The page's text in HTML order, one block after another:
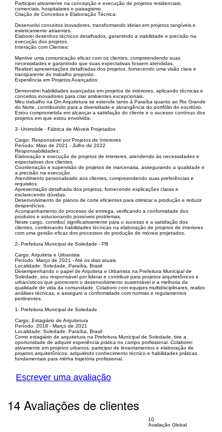
Participei ativamente na concepção e execução de projetos residenciais,
comerciais, hospitalares e paisagismo.
Criação de Conceitos e Elaboração Técnica:
Desenvolvi conceitos inovadores, transformando ideias em projetos tangíveis e
esteticamente atraentes.
Elaborei desenhos técnicos detalhados, garantindo a viabilidade e precisão na
execução dos projetos.
Interação com Clientes:
Mantive uma comunicação eficaz com os clientes, compreendendo suas
necessidades e garantindo que suas expectativas fossem atendidas.
Realizei apresentações detalhadas dos projetos, fornecendo uma visão clara e
transparente do trabalho proposto.
Experiência em Projetos Avançados:
Demonstrei habilidades avançadas em projetos de interiores, aplicando técnicas e
conceitos inovadores para criar ambientes excepcionais.
Meu trabalho na Dm Arquitetura se estende tanto à Paraíba quanto ao Rio Grande
do Norte, contribuindo para a diversidade e abrangência do portfólio do escritório.
Estou comprometida em alcançar a satisfação do cliente e o sucesso contínuo dos
projetos em que estou envolvida.
3- Unimobile - Fábrica de Móveis Projetados
Cargo: Responsável por Projetos de Interiores
Período: Maio de 2021 - Julho de 2022
Responsabilidades:
Elaboração e execução de projetos de interiores, atendendo às necessidades e
expectativas dos clientes.
Coordenação e supervisão de projetos de marcenaria, assegurando a qualidade e
a precisão na execução.
Atendimento personalizado aos clientes, compreendendo suas preferências e
requisitos.
Apresentação detalhada dos projetos, fornecendo explicações claras e
esclarecendo dúvidas.
Desenvolvimento de planos de corte eficientes para otimizar a produção e reduzir
desperdícios.
Acompanhamento do processo de entrega, verificando a conformidade dos
produtos e solucionando possíveis problemas.
Neste cargo, contribuí significativamente para o sucesso e a satisfação dos
clientes, combinando habilidades técnicas na elaboração de projetos de interiores
com uma gestão eficaz dos processos de produção de móveis projetados.
2- Prefeitura Municipal de Soledade - PB
Cargo: Arquiteta e Urbanista
Período: Março de 2021 - Até os dias atuais
Localidade: Soledade, Paraíba, Brasil
Desempenhando o papel de Arquiteta e Urbanista na Prefeitura Municipal de
Soledade, sou responsável por liderar e contribuir para projetos arquitetônicos e
urbanísticos que promovem o desenvolvimento sustentável e a melhoria da
qualidade de vida da comunidade. Colaboro com equipes multidisciplinares, realizo
análises técnicas, e asseguro a conformidade com normas e regulamentos
pertinentes.
1- Prefeitura Municipal de Soledade
Cargo: Estagiário de Arquitetura
Período: 2018 - Março de 2021
Localidade: Soledade, Paraíba, Brasil
Como estagiário de arquitetura na Prefeitura Municipal de Soledade, tive a
oportunidade de adquirir experiência prática no campo profissional. Colaborei
ativamente em projetos urbanos, participei de levantamentos e elaboração de
projetos arquitetônicos, adquirindo conhecimento técnico e habilidades práticas
fundamentais para minha trajetória profissional.
Escrever uma avaliação
14 Avaliações de clientes
10
Avaliação Global